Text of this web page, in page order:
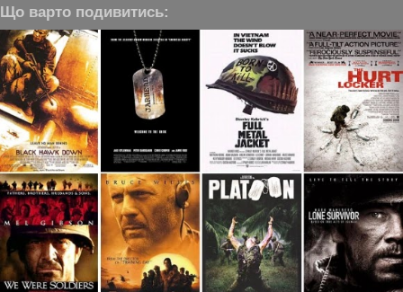
Що варто подивитись: